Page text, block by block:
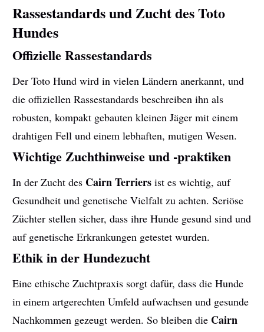
Rassestandards und Zucht des Toto
Hundes
Offizielle Rassestandards
Der Toto Hund wird in vielen Ländern anerkannt, und
die offiziellen Rassestandards beschreiben ihn als
robusten, kompakt gebauten kleinen Jäger mit einem
drahtigen Fell und einem lebhaften, mutigen Wesen.
Wichtige Zuchthinweise und -praktiken
In der Zucht des Cairn Terriers ist es wichtig, auf
Gesundheit und genetische Vielfalt zu achten. Seriöse
Züchter stellen sicher, dass ihre Hunde gesund sind und
auf genetische Erkrankungen getestet wurden.
Ethik in der Hundezucht
Eine ethische Zuchtpraxis sorgt dafür, dass die Hunde
in einem artgerechten Umfeld aufwachsen und gesunde
Nachkommen gezeugt werden. So bleiben die Cairn